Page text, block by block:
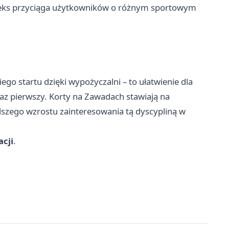
przyciąga użytkowników o różnym sportowym
startu dzięki wypożyczalni – to ułatwienie dla
pierwszy. Korty na Zawadach stawiają na
wzrostu zainteresowania tą dyscypliną w
.